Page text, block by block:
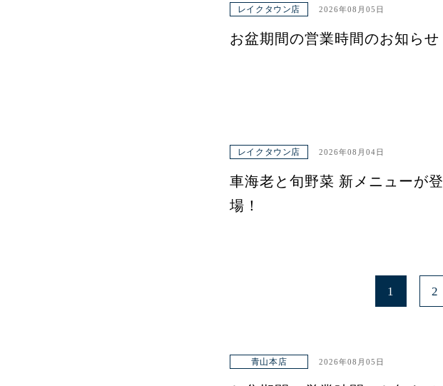
レイクタウン店 2026年08月05日
お盆期間の営業時間のお知らせ
レイクタウン店 2026年08月04日
車海老と旬野菜 新メニューが登
場！
1 2
青山本店 2026年08月05日